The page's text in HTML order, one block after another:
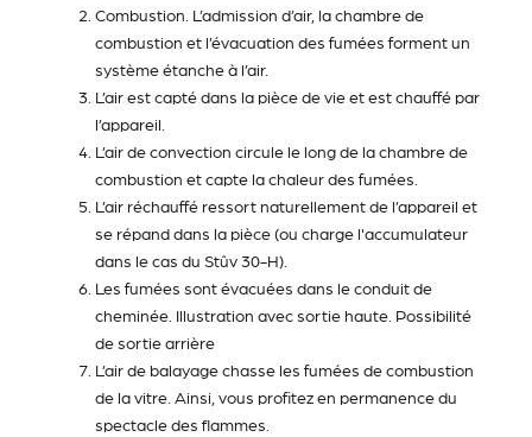
Combustion. L’admission d’air, la chambre de
combustion et l’évacuation des fumées forment un
système étanche à l’air.
L’air est capté dans la pièce de vie et est chauffé par
l’appareil.
L’air de convection circule le long de la chambre de
combustion et capte la chaleur des fumées.
L’air réchauffé ressort naturellement de l’appareil et
se répand dans la pièce (ou charge l'accumulateur
dans le cas du Stûv 30-H).
Les fumées sont évacuées dans le conduit de
cheminée. Illustration avec sortie haute. Possibilité
de sortie arrière
L’air de balayage chasse les fumées de combustion
de la vitre. Ainsi, vous profitez en permanence du
spectacle des flammes.